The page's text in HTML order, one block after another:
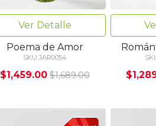
Ver Detalle
Poema de Amor
SKU JAR0054
$1,459.00 $1,689.00